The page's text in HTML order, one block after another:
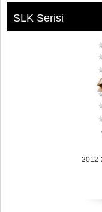
SLK Serisi
2012-